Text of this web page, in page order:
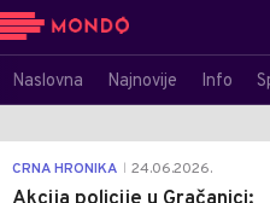
Naslovna Najnovije Info
CRNA HRONIKA 24.06.2026.